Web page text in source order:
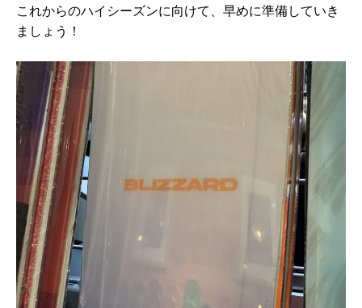
これからのハイシーズンに向けて、早めに準備していき
ましょう！